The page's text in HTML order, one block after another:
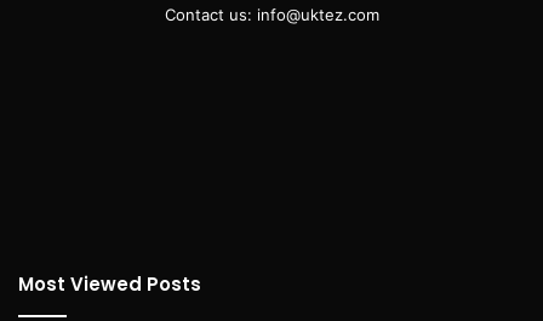
Contact us: info@uktez.com
Most Viewed Posts